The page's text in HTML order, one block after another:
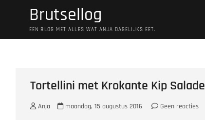
Brutsellog
EEN BLOG MET ALLES WAT ANJA DAGELIJKS EET.
Tortellini met Krokante Kip Salade
Anja maandag, 15 augustus 2016 Geen reacties